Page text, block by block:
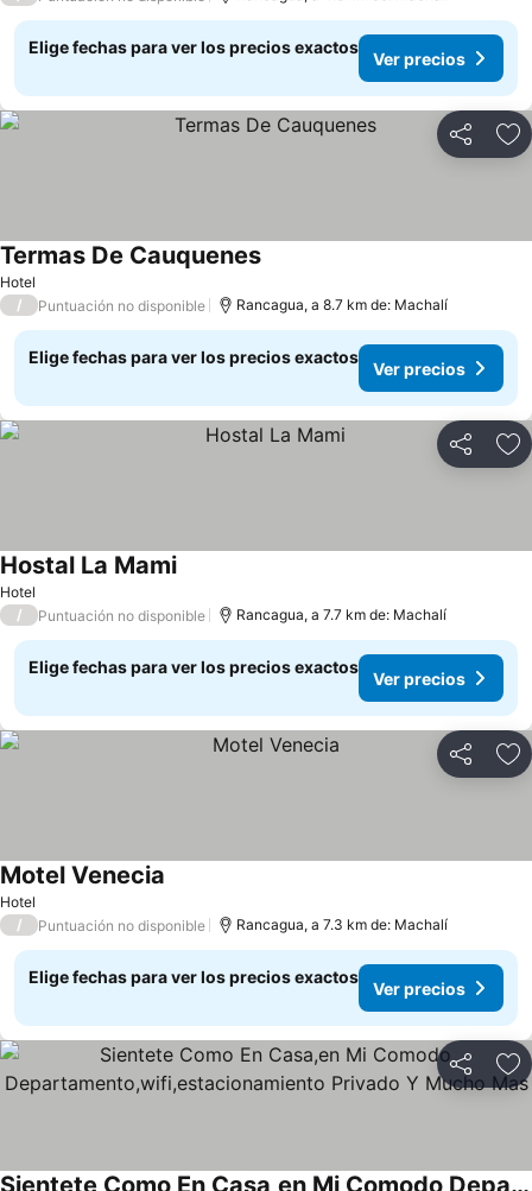
Elige fechas para ver los precios exactos
Ver precios
Compartir
Hotel
Termas De CauquenesVer precios
/ Puntuación no disponible Rancagua, a 8.7 km de: Machalí
Elige fechas para ver los precios exactos
Ver precios
Compartir
Hotel
Hostal La MamiVer precios
/ Puntuación no disponible Rancagua, a 7.7 km de: Machalí
Elige fechas para ver los precios exactos
Ver precios
Compartir
Hotel
Motel Venecia
/ Puntuación no disponible Rancagua, a 7.3 km de: Machalí
Elige fechas para ver los precios exactos
Ver precios
Compartir
Sientete Como En Casa,en Mi Comodo Departamento,wifi,estacionamiento Privado Y Mucho Mas